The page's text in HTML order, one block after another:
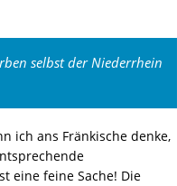
selbst der Niederrhein
ich ans Fränkische denke,
eine feine Sache! Die